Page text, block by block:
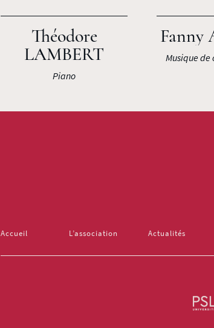
Théodore
LAMBERT
Piano
Fanny
Musique de
Accueil L’association Actualités